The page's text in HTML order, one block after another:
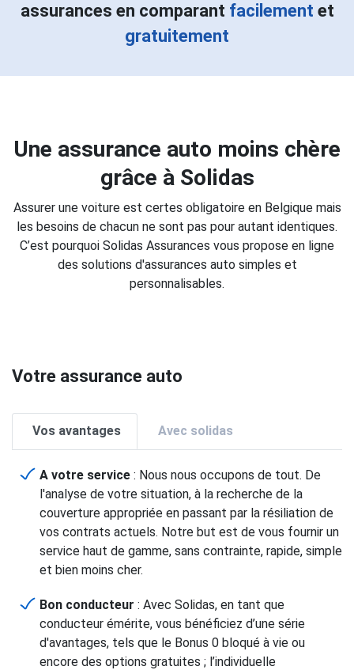
assurances en comparant facilement et
gratuitement
Une assurance auto moins chère
grâce à Solidas
Assurer une voiture est certes obligatoire en Belgique mais
les besoins de chacun ne sont pas pour autant identiques.
C’est pourquoi Solidas Assurances vous propose en ligne
des solutions d'assurances auto simples et
personnalisables.
Votre assurance auto
Vos avantages Avec solidas
A votre service : Nous nous occupons de tout. De
l'analyse de votre situation, à la recherche de la
couverture appropriée en passant par la résiliation de
vos contrats actuels. Notre but est de vous fournir un
service haut de gamme, sans contrainte, rapide, simple
et bien moins cher.
Bon conducteur : Avec Solidas, en tant que
conducteur émérite, vous bénéficiez d’une série
d'avantages, tels que le Bonus 0 bloqué à vie ou
encore des options gratuites ; l’individuelle